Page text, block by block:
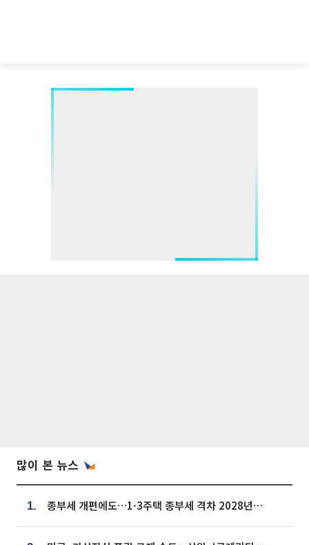
많이 본 뉴스
1. 종부세 개편에도…1·3주택 종부세 격차 2028년부터 확대